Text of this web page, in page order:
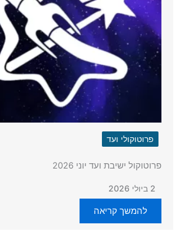
פרוטוקולי ועד
פרוטוקול ישיבת ועד יוני 2026
2 ביולי 2026
להמשך קריאה